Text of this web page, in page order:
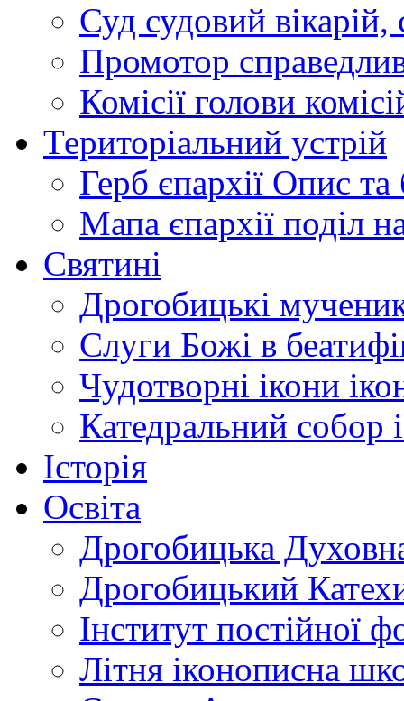
Суд судовий вікарій,
Промотор
Комісії голови
Територіальний устрій
Герб єпархії Опис та
Мапа єпархії поділ
Святині
Дрогобицькі
Слуги Божі в
Чудотворні ікони
Катедральний собор
Історія
Освіта
Дрогобицька
Дрогобицький
Інститут постійної
Літня іконописна